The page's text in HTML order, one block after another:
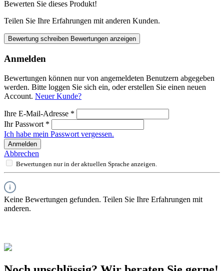
Bewerten Sie dieses Produkt!
Teilen Sie Ihre Erfahrungen mit anderen Kunden.
Bewertung schreiben Bewertungen anzeigen
Anmelden
Bewertungen können nur von angemeldeten Benutzern abgegeben
werden. Bitte loggen Sie sich ein, oder erstellen Sie einen neuen
Account. Neuer Kunde?
Ihre E-Mail-Adresse *
Ihr Passwort *
Ich habe mein Passwort vergessen.
Anmelden
Abbrechen
Bewertungen nur in der aktuellen Sprache anzeigen.
Keine Bewertungen gefunden. Teilen Sie Ihre Erfahrungen mit
anderen.